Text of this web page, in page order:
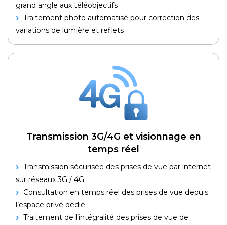
grand angle aux téléobjectifs
Traitement photo automatisé pour correction des
variations de lumière et reflets
Transmission 3G/4G et visionnage en
temps réel
Transmission sécurisée des prises de vue par internet
sur réseaux 3G / 4G
Consultation en temps réel des prises de vue depuis
l’espace privé dédié
Traitement de l’intégralité des prises de vue de